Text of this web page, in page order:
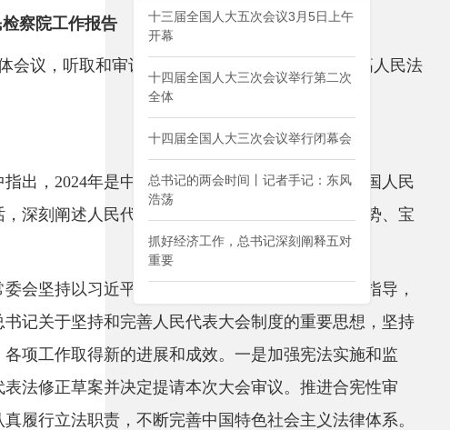
察院工作报告
议，听取和审议全国人大常委会工作报告和最高人民法
出，2024年是中华人民共和国成立75周年，是全国人民
深刻阐述人民代表大会制度的光辉历程、显著优势、宝
会坚持以习近平新时代中国特色社会主义思想为指导，
记关于坚持和完善人民代表大会制度的重要思想，坚持
项工作取得新的进展和成效。一是加强宪法实施和监
法修正草案并决定提请本次大会审议。推进合宪性审
履行立法职责，不断完善中国特色社会主义法律体系。
十三届全国人大五次会议3月5日上午
开幕
十四届全国人大三次会议举行第二次
全体
十四届全国人大三次会议举行闭幕会
总书记的两会时间丨记者手记：东风
浩荡
抓好经济工作，总书记深刻阐释五对
重要